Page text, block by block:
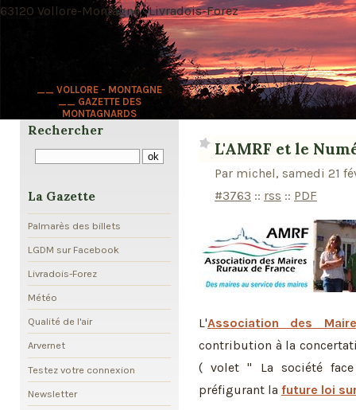
__ VOLLORE - MONTAGNE
__ GAZETTE DES
MONTAGNARDS
63120 Vollore-Montagne · Livradois-Forez
L'AMRF et le
Par michel, samedi 21
#3763 :: rss :: PDF
L'Association des
contribution à la
( volet " La société
préfigurant la future loi
Rechercher
La Gazette
Palmarès des billets
LGDM sur Facebook
Livradois-Forez
Météo
Qualité de l'air
Arvernet
Testez votre connexion
Newsletter